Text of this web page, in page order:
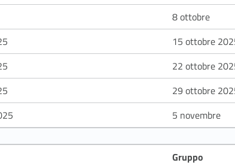
8 ottobre
15 ottobre
22 ottobre
29 ottobre
5 novembre
Gruppo